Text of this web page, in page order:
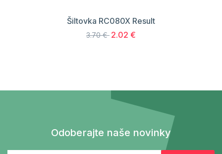
Šiltovka RC080X Result
3.70 € 2.02 €
Odoberajte naše novinky